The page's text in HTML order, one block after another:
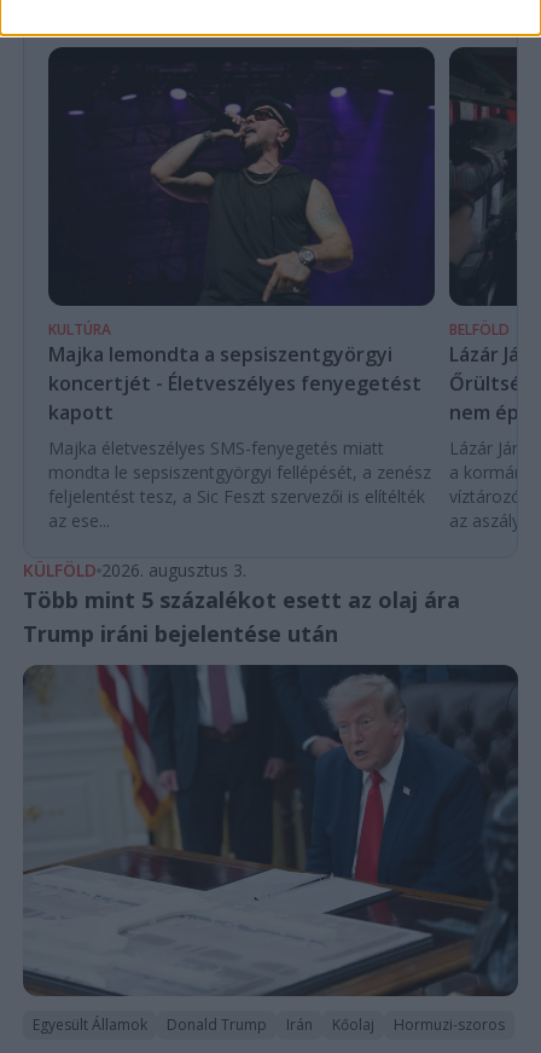
KULTÚRA
Majka lemondta a sepsiszentgyörgyi
koncertjét - Életveszélyes fenyegetést
kapott
Majka életveszélyes SMS-fenyegetés miatt
mondta le sepsiszentgyörgyi fellépését, a zenész
feljelentést tesz, a Sic Feszt szervezői is elítélték
az ese...
BELFÖLD
Lázár
Őrültség
nem
Lázár
a kormány
az
KÜLFÖLD 2026. augusztus 3.
Több mint 5 százalékot esett az olaj ára
Trump iráni bejelentése után
Egyesült Államok Donald Trump Irán Kőolaj Hormuzi-szoros